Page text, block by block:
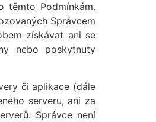
těmto Podmínkám.
Správcem
získávat ani se
nebo poskytnuty
či aplikace (dále
serveru, ani za
Správce není